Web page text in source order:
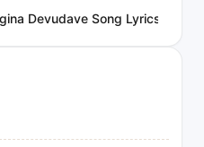
Devudave Song Lyrics